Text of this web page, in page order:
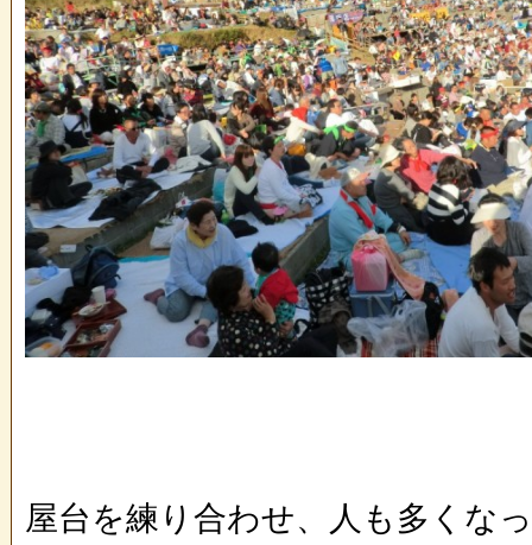
屋台を練り合わせ、人も多くな